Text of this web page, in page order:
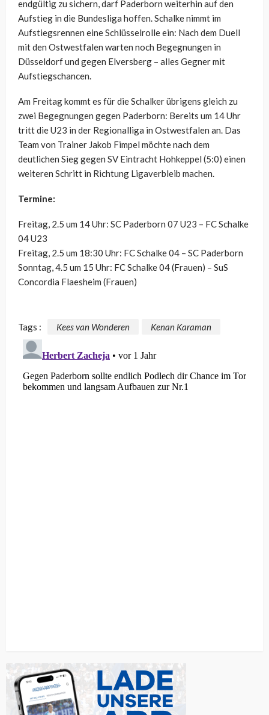
endgültig zu sichern, darf Paderborn weiterhin auf den
Aufstieg in die Bundesliga hoffen. Schalke nimmt im
Aufstiegsrennen eine Schlüsselrolle ein: Nach dem Duell
mit den Ostwestfalen warten noch Begegnungen in
Düsseldorf und gegen Elversberg – alles Gegner mit
Aufstiegschancen.
Am Freitag kommt es für die Schalker übrigens gleich zu
zwei Begegnungen gegen Paderborn: Bereits um 14 Uhr
tritt die U23 in der Regionalliga in Ostwestfalen an. Das
Team von Trainer Jakob Fimpel möchte nach dem
deutlichen Sieg gegen SV Eintracht Hohkeppel (5:0) einen
weiteren Schritt in Richtung Ligaverbleib machen.
Termine:
Freitag, 2.5 um 14 Uhr: SC Paderborn 07 U23 – FC Schalke
04 U23
Freitag, 2.5 um 18:30 Uhr: FC Schalke 04 – SC Paderborn
Sonntag, 4.5 um 15 Uhr: FC Schalke 04 (Frauen) – SuS
Concordia Flaesheim (Frauen)
Tags : Kees van Wonderen Kenan Karaman